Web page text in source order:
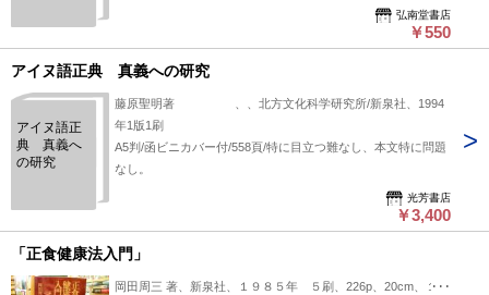
弘南堂書店
￥550
アイヌ語正典 真義への研究
アイヌ語正
典 真義へ
の研究
藤原聖明著 、、北方文化科学研究所/新泉社、1994
年1版1刷
A5判/函ビニカバー付/558頁/特に目立つ難なし、本文特に問題
なし。
光芳書店
￥3,400
「正食健康法入門」
岡田周三 著、新泉社、１９８５年 ５刷、226p、20cm、１冊